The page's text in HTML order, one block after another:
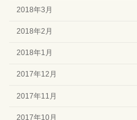
2018年3月
2018年2月
2018年1月
2017年12月
2017年11月
2017年10月